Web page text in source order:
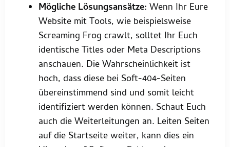
Mögliche Lösungsansätze: Wenn Ihr Eure
Website mit Tools, wie beispielsweise
Screaming Frog crawlt, solltet Ihr Euch
identische Titles oder Meta Descriptions
anschauen. Die Wahrscheinlichkeit ist
hoch, dass diese bei Soft-404-Seiten
übereinstimmend sind und somit leicht
identifiziert werden können. Schaut Euch
auch die Weiterleitungen an. Leiten Seiten
auf die Startseite weiter, kann dies ein